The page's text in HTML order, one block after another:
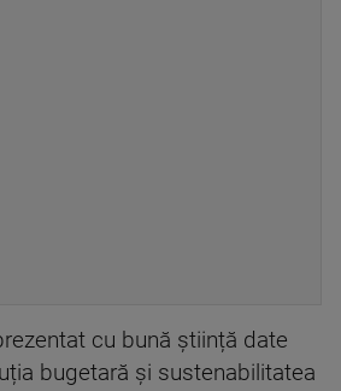
cu bună știință date
bugetară și sustenabilitatea